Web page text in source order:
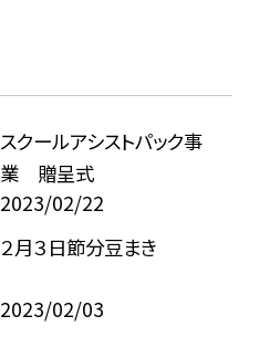
スクールアシストパック事
業 贈呈式
2023/02/22
２月３日節分豆まき
2023/02/03